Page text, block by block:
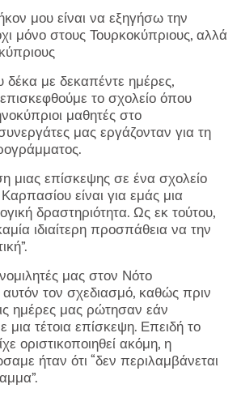
μου είναι να εξηγήσω την
μόνο στους Τουρκοκύπριους, αλλά
με δεκαπέντε ημέρες,
το σχολείο όπου
μαθητές στο
μας εργάζονταν για τη
μιας επίσκεψης σε ένα σχολείο
είναι για εμάς μια
δραστηριότητα. Ως εκ τούτου,
ιδιαίτερη προσπάθεια να την
μας στον Νότο
τον σχεδιασμό, καθώς πριν
ημέρες μας ρώτησαν εάν
μια τέτοια επίσκεψη. Επειδή το
οριστικοποιηθεί ακόμη, η
ήταν ότι “δεν περιλαμβάνεται